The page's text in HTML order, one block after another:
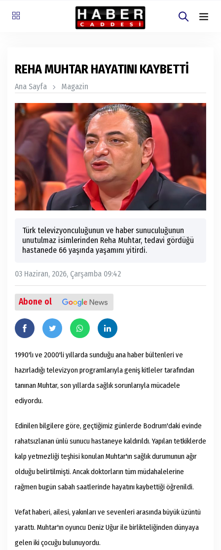
REHA MUHTAR HAYATINI KAYBETTİ
Ana Sayfa Magazin
Türk televizyonculuğunun ve haber sunuculuğunun
unutulmaz isimlerinden Reha Muhtar, tedavi gördüğü
hastanede 66 yaşında yaşamını yitirdi.
03 Haziran, 2026, Çarşamba 09:42
Abone ol
1990'lı ve 2000'li yıllarda sunduğu ana haber bültenleri ve
hazırladığı televizyon programlarıyla geniş kitleler tarafından
tanınan Muhtar, son yıllarda sağlık sorunlarıyla mücadele
ediyordu.
Edinilen bilgilere göre, geçtiğimiz günlerde Bodrum'daki evinde
rahatsızlanan ünlü sunucu hastaneye kaldırıldı. Yapılan tetkiklerde
kalp yetmezliği teşhisi konulan Muhtar'ın sağlık durumunun ağır
olduğu belirtilmişti. Ancak doktorların tüm müdahalelerine
rağmen bugün sabah saatlerinde hayatını kaybettiği öğrenildi.
Vefat haberi, ailesi, yakınları ve sevenleri arasında büyük üzüntü
yarattı. Muhtar'ın oyuncu Deniz Uğur ile birlikteliğinden dünyaya
gelen iki çocuğu bulunuyordu.